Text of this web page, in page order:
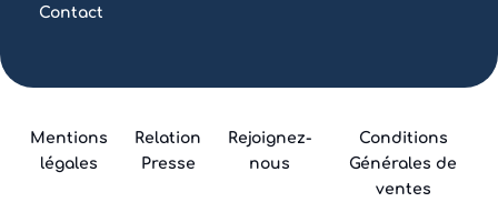
Sur mesure
Contact
Mentions
légales
Relation
Presse
Rejoignez-
nous
Conditions
Générales de
ventes